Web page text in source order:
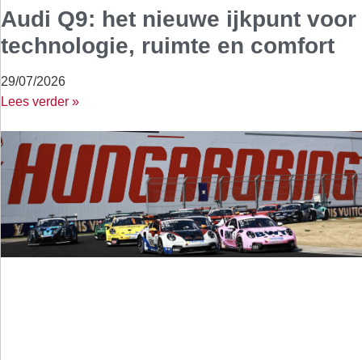
Audi Q9: het nieuwe ijkpunt voor
technologie, ruimte en comfort
29/07/2026
Lees verder »